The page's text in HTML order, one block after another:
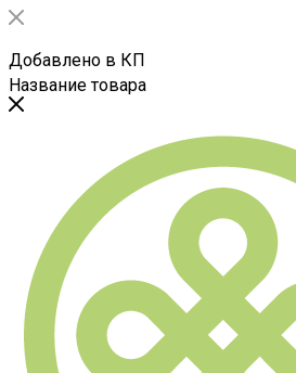
Добавлено в КП
Название товара